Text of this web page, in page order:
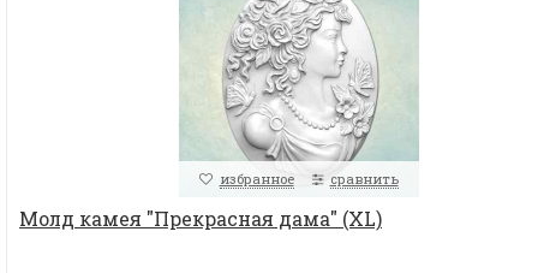
избранное сравнить
Молд камея "Прекрасная дама" (XL)